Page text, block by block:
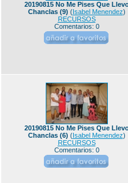
20190815 No Me Pises Que
Chanclas (9) (Isabel Menendez)
RECURSOS
Comentarios: 0
20190815 No Me Pises Que
Chanclas (6) (Isabel Menendez)
RECURSOS
Comentarios: 0